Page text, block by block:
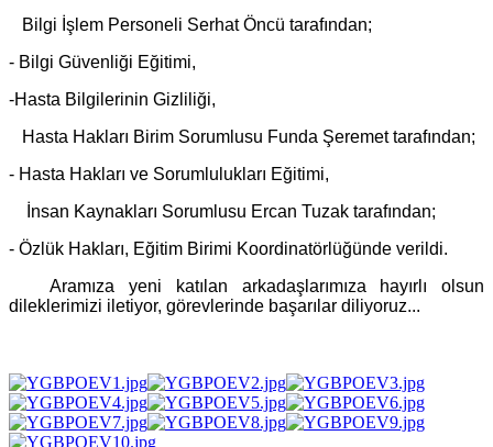
Bilgi İşlem Personeli Serhat Öncü tarafından;
- Bilgi Güvenliği Eğitimi,
-Hasta Bilgilerinin Gizliliği,
Hasta Hakları Birim Sorumlusu Funda Şeremet tarafından;
- Hasta Hakları ve Sorumlulukları Eğitimi,
İnsan Kaynakları Sorumlusu Ercan Tuzak tarafından;
- Özlük Hakları, Eğitim Birimi Koordinatörlüğünde verildi.
Aramıza yeni katılan arkadaşlarımıza hayırlı olsun
dileklerimizi iletiyor, görevlerinde başarılar diliyoruz...